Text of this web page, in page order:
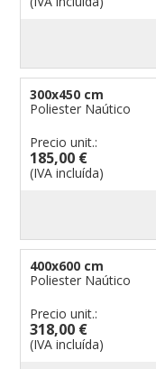
300x450 cm
Poliester Naútico
Precio unit.:
185,00 €
(IVA incluída)
400x600 cm
Poliester Naútico
Precio unit.:
318,00 €
(IVA incluída)